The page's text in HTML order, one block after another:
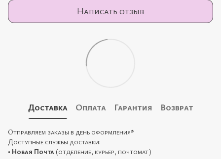
Написать отзыв
Доставка Оплата Гарантия Возврат
Отправляем заказы в день оформления*
Доступные службы доставки:
• Новая Почта (отделение, курьер, почтомат)